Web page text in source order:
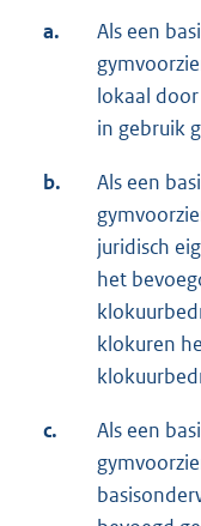
a.
Als een
lokaal
in gebruik
b.
Als een
juridisch
het
klokuren
c.
Als een